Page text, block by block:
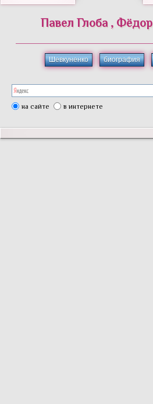
Павел Глоба , Фёдор
Шевкуненко биография
на сайте в интернете